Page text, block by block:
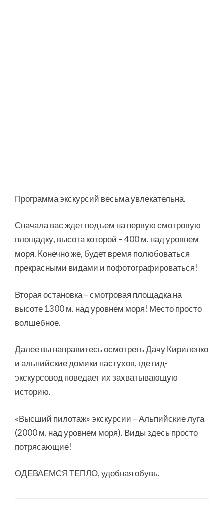
Программа экскурсий весьма увлекательна.
Сначала вас ждет подъем на первую смотровую
площадку, высота которой – 400 м. над уровнем
моря. Конечно же, будет время полюбоваться
прекрасными видами и пофотографироваться!
Вторая остановка – смотровая площадка на
высоте 1300 м. над уровнем моря! Место просто
волшебное.
Далее вы направитесь осмотреть Дачу Кириленко
и альпийские домики пастухов, где гид-
экскурсовод поведает их захватывающую
историю.
«Высший пилотаж» экскурсии – Альпийские луга
(2000 м. над уровнем моря). Виды здесь просто
потрясающие!
ОДЕВАЕМСЯ ТЕПЛО, удобная обувь.